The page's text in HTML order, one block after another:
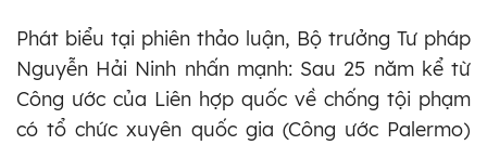
Phát biểu tại phiên thảo luận, Bộ trưởng Tư pháp
Nguyễn Hải Ninh nhấn mạnh: Sau 25 năm kể từ
Công ước của Liên hợp quốc về chống tội phạm
có tổ chức xuyên quốc gia (Công ước Palermo)